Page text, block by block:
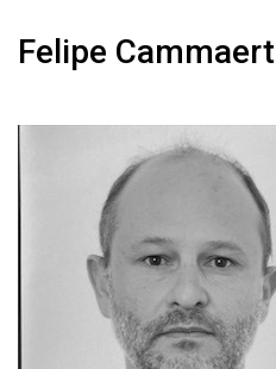
Felipe Cammaert